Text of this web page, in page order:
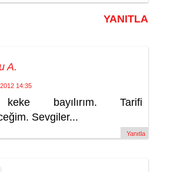
YANITLA
A.
14:35
bayılırım. Tarifi
Sevgiler...
Yanıtla